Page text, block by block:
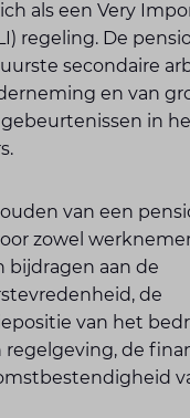
als een Very
regeling. De
secondaire
en van
in
van een
zowel
bijdragen aan de
de
van het
regelgeving, de